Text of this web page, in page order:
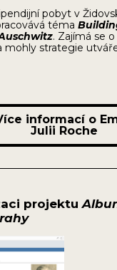
pobyt v
téma
. Zajímá se o
mohly strategie
informací o
Julii Roche
projektu